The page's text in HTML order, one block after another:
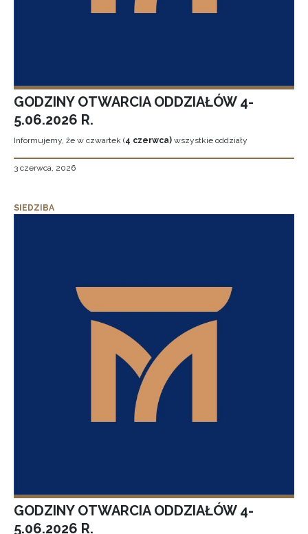
GODZINY OTWARCIA ODDZIAŁÓW 4-
5.06.2026 R.
Informujemy, że w czwartek (4 czerwca) wszystkie oddziały
3 czerwca, 2026
SIEDZIBA
GODZINY OTWARCIA ODDZIAŁÓW 4-
5.06.2026 R.